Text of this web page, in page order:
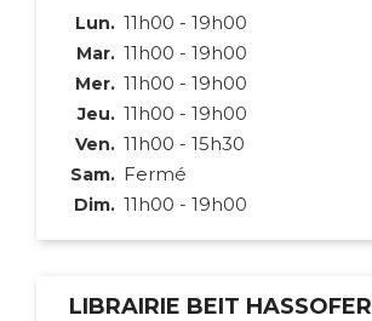
Lun. 11h00 - 19h00
Mar. 11h00 - 19h00
Mer. 11h00 - 19h00
Jeu. 11h00 - 19h00
Ven. 11h00 - 15h30
Sam. Fermé
Dim. 11h00 - 19h00
LIBRAIRIE BEIT HASSOFER